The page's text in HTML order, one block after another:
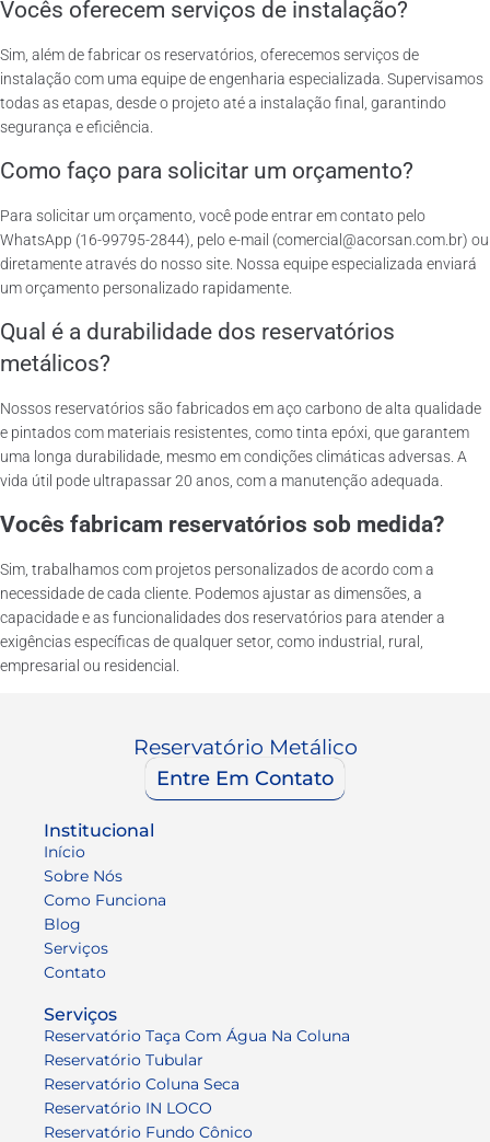
Vocês oferecem serviços de instalação?
Sim, além de fabricar os reservatórios, oferecemos serviços de
instalação com uma equipe de engenharia especializada. Supervisamos
todas as etapas, desde o projeto até a instalação final, garantindo
segurança e eficiência.
Como faço para solicitar um orçamento?
Para solicitar um orçamento, você pode entrar em contato pelo
WhatsApp (16-99795-2844), pelo e-mail (comercial@acorsan.com.br) ou
diretamente através do nosso site. Nossa equipe especializada enviará
um orçamento personalizado rapidamente.
Qual é a durabilidade dos reservatórios
metálicos?
Nossos reservatórios são fabricados em aço carbono de alta qualidade
e pintados com materiais resistentes, como tinta epóxi, que garantem
uma longa durabilidade, mesmo em condições climáticas adversas. A
vida útil pode ultrapassar 20 anos, com a manutenção adequada.
Vocês fabricam reservatórios sob medida?
Sim, trabalhamos com projetos personalizados de acordo com a
necessidade de cada cliente. Podemos ajustar as dimensões, a
capacidade e as funcionalidades dos reservatórios para atender a
exigências específicas de qualquer setor, como industrial, rural,
empresarial ou residencial.
Reservatório Metálico
Entre Em Contato
Institucional
Início
Sobre Nós
Como Funciona
Blog
Serviços
Contato
Serviços
Reservatório Taça Com Água Na Coluna
Reservatório Tubular
Reservatório Coluna Seca
Reservatório IN LOCO
Reservatório Fundo Cônico